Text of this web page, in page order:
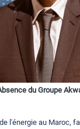
du Groupe
l'énergie au Maroc,